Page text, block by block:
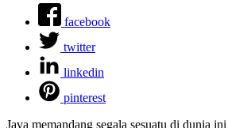
facebook
twitter
linkedin
pinterest
Java memandang segala sesuatu di dunia